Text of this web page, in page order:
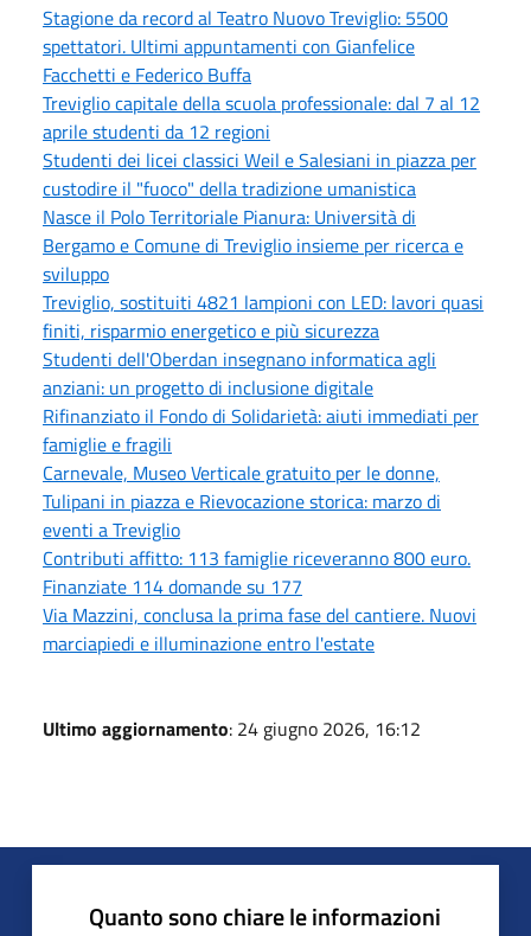
Stagione da record al Teatro Nuovo Treviglio: 5500
spettatori. Ultimi appuntamenti con Gianfelice
Facchetti e Federico Buffa
Treviglio capitale della scuola professionale: dal 7 al 12
aprile studenti da 12 regioni
Studenti dei licei classici Weil e Salesiani in piazza per
custodire il "fuoco" della tradizione umanistica
Nasce il Polo Territoriale Pianura: Università di
Bergamo e Comune di Treviglio insieme per ricerca e
sviluppo
Treviglio, sostituiti 4821 lampioni con LED: lavori quasi
finiti, risparmio energetico e più sicurezza
Studenti dell'Oberdan insegnano informatica agli
anziani: un progetto di inclusione digitale
Rifinanziato il Fondo di Solidarietà: aiuti immediati per
famiglie e fragili
Carnevale, Museo Verticale gratuito per le donne,
Tulipani in piazza e Rievocazione storica: marzo di
eventi a Treviglio
Contributi affitto: 113 famiglie riceveranno 800 euro.
Finanziate 114 domande su 177
Via Mazzini, conclusa la prima fase del cantiere. Nuovi
marciapiedi e illuminazione entro l'estate
Ultimo aggiornamento: 24 giugno 2026, 16:12
Quanto sono chiare le informazioni